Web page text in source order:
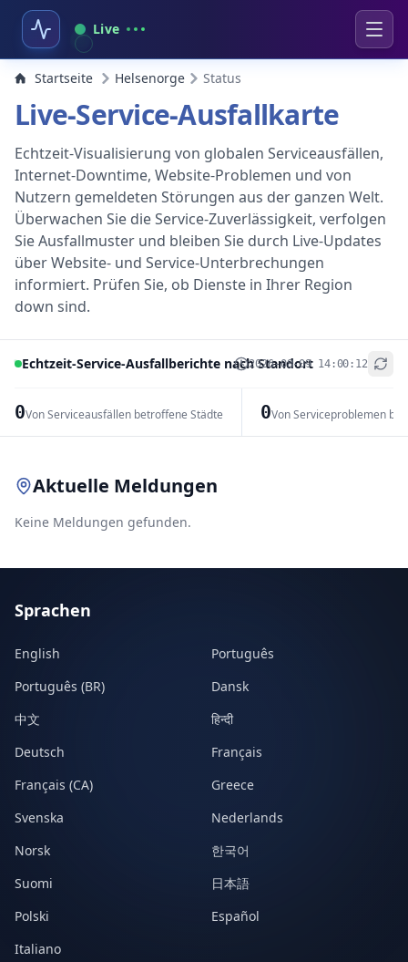
Live
Startseite Helsenorge Status
Live-Service-Ausfallkarte
Echtzeit-Visualisierung von globalen Serviceausfällen,
Internet-Downtime, Website-Problemen und von
Nutzern gemeldeten Störungen aus der ganzen Welt.
Überwachen Sie die Service-Zuverlässigkeit, verfolgen
Sie Ausfallmuster und bleiben Sie durch Live-Updates
über Website- und Service-Unterbrechungen
informiert. Prüfen Sie, ob Dienste in Ihrer Region
down sind.
Echtzeit-Service-Ausfallberichte nach Standort
2026-08-09 14:00:12
0Von Serviceausfällen betroffene Städte 0Von Serviceproblemen
+
Aktuelle Meldungen
Keine Meldungen gefunden.
Sprachen
English
Português
Português (BR)
Dansk
中文
हिन्दी
Deutsch
Français
Français (CA)
Greece
Svenska
Nederlands
Norsk
한국어
Suomi
日本語
Polski
Español
Italiano